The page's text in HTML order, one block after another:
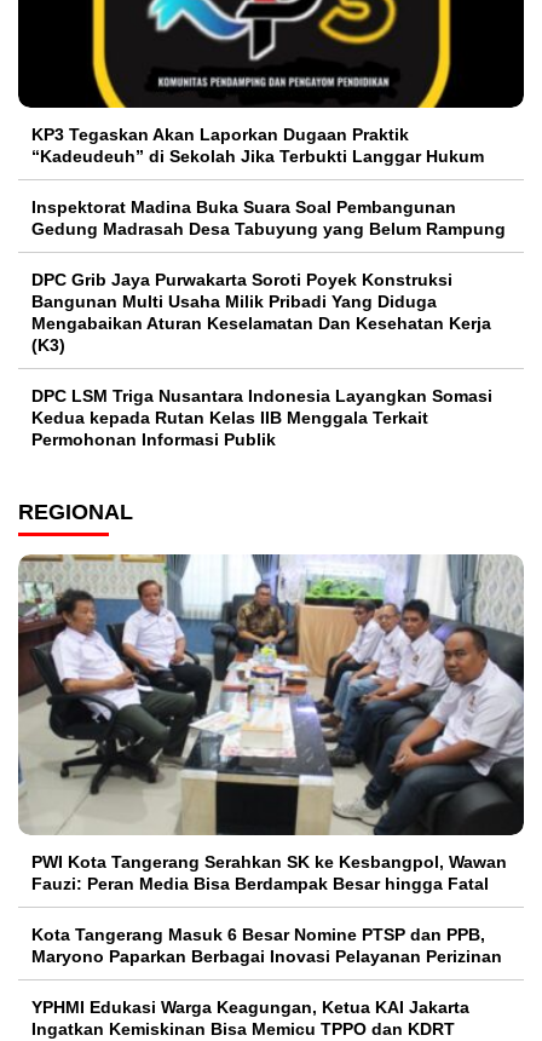
KP3 Tegaskan Akan Laporkan Dugaan Praktik
“Kadeudeuh” di Sekolah Jika Terbukti Langgar Hukum
Inspektorat Madina Buka Suara Soal Pembangunan
Gedung Madrasah Desa Tabuyung yang Belum Rampung
DPC Grib Jaya Purwakarta Soroti Poyek Konstruksi
Bangunan Multi Usaha Milik Pribadi Yang Diduga
Mengabaikan Aturan Keselamatan Dan Kesehatan Kerja
(K3)
DPC LSM Triga Nusantara Indonesia Layangkan Somasi
Kedua kepada Rutan Kelas IIB Menggala Terkait
Permohonan Informasi Publik
REGIONAL
PWI Kota Tangerang Serahkan SK ke Kesbangpol, Wawan
Fauzi: Peran Media Bisa Berdampak Besar hingga Fatal
Kota Tangerang Masuk 6 Besar Nomine PTSP dan PPB,
Maryono Paparkan Berbagai Inovasi Pelayanan Perizinan
YPHMI Edukasi Warga Keagungan, Ketua KAI Jakarta
Ingatkan Kemiskinan Bisa Memicu TPPO dan KDRT